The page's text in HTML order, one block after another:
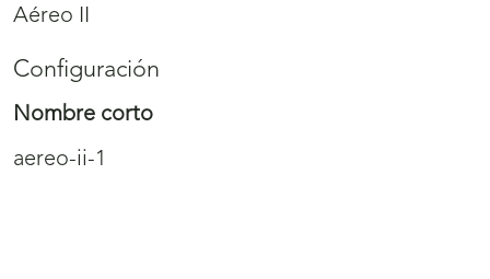
Aéreo II
Configuración
Nombre corto
aereo-ii-1